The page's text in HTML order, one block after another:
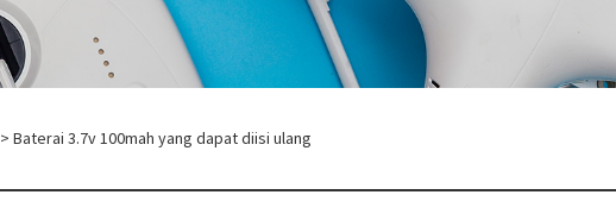
> Baterai 3.7v 100mah yang dapat diisi ulang